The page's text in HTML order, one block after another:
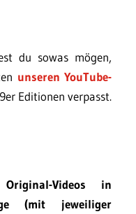
du sowas mögen,
unseren YouTube-
Editionen verpasst.
Videos in
(mit jeweiliger